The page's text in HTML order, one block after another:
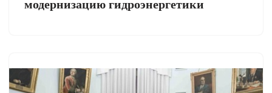
модернизацию гидроэнергетики